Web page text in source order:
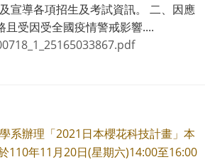
宣導各項招生及考試資訊。 二、因應
且受因受全國疫情警戒影響....
系辦理「2021日本櫻花科技計畫」本
110年11月20日(星期六)14:00至16:00